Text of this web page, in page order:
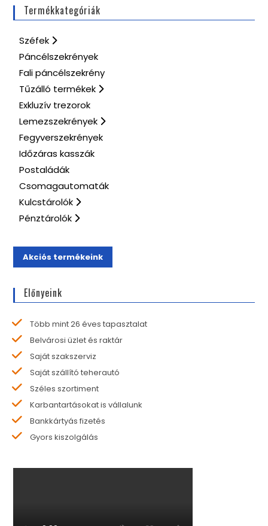
Termékkategóriák
Széfek
Páncélszekrények
Fali páncélszekrény
Tűzálló termékek
Exkluzív trezorok
Lemezszekrények
Fegyverszekrények
Időzáras kasszák
Postaládák
Csomagautomaták
Kulcstárolók
Pénztárolók
Akciós termékeink
Előnyeink
Több mint 26 éves tapasztalat
Belvárosi üzlet és raktár
Saját szakszerviz
Saját szállító teherautó
Széles szortiment
Karbantartásokat is vállalunk
Bankkártyás fizetés
Gyors kiszolgálás